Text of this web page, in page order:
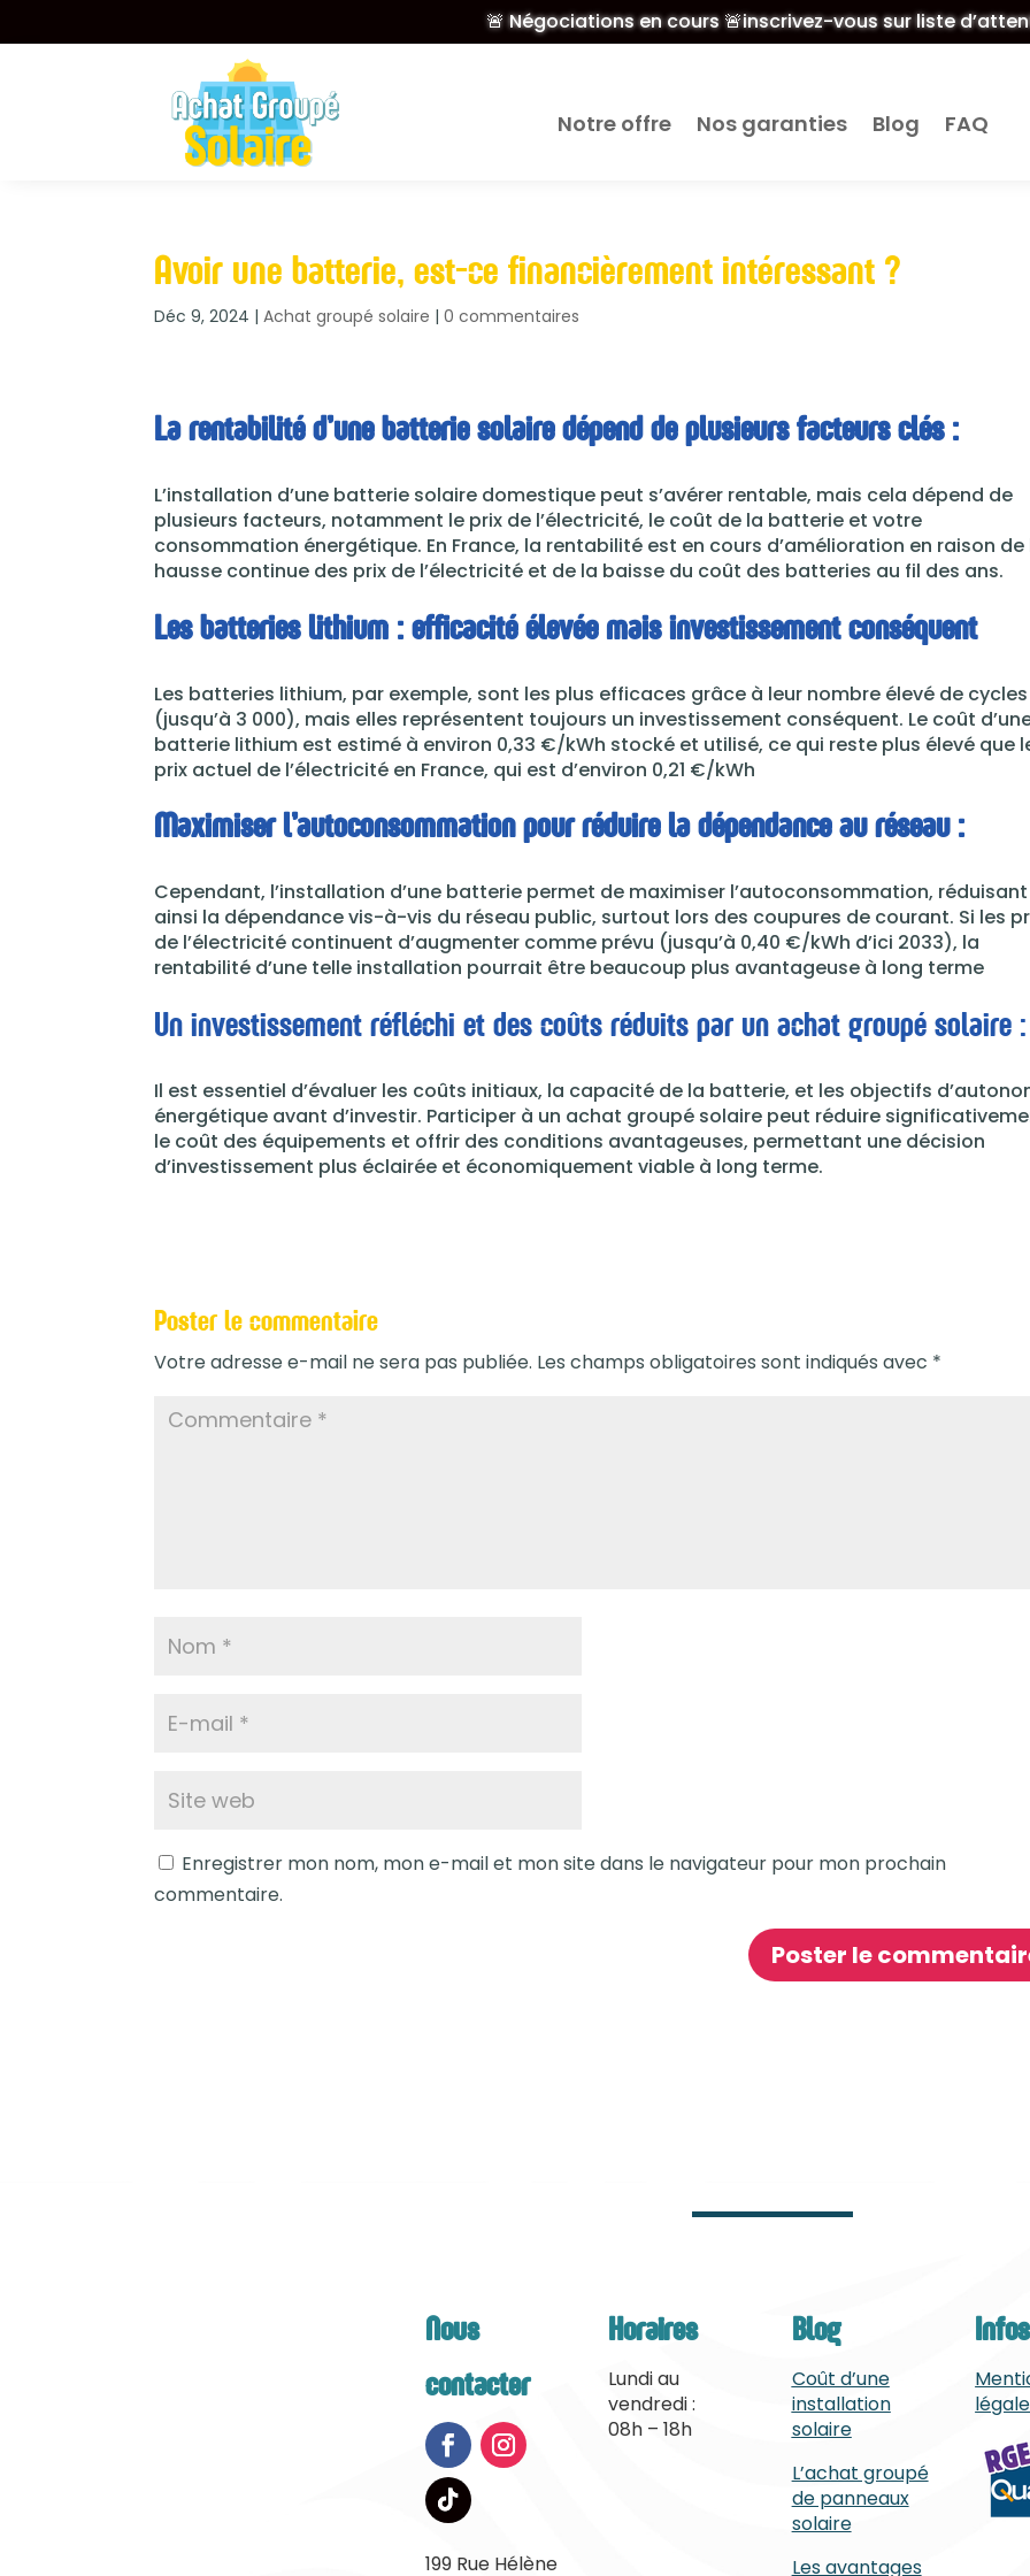
🚨 Négociations en cours 🚨inscrivez-vous sur liste
Notre offre Nos garanties Blog FAQ
Avoir une batterie, est-ce financièrement intéressant ?
Déc 9, 2024 |Achat groupé solaire |0 commentaires
La rentabilité d’une batterie solaire dépend de plusieurs facteurs clés :
L’installation d’une batterie solaire domestique peut s’avérer rentable, mais cela dépend de
plusieurs facteurs, notamment le prix de l’électricité, le coût de la batterie et votre
consommation énergétique. En France, la rentabilité est en cours d’amélioration en raison de
hausse continue des prix de l’électricité et de la baisse du coût des batteries au fil des ans.
Les batteries lithium : efficacité élevée mais investissement conséquent
Les batteries lithium, par exemple, sont les plus efficaces grâce à leur nombre élevé de cycles
(jusqu’à 3 000), mais elles représentent toujours un investissement conséquent. Le coût
batterie lithium est estimé à environ 0,33 €/kWh stocké et utilisé, ce qui reste plus élevé que
prix actuel de l’électricité en France, qui est d’environ 0,21 €/kWh
Maximiser l’autoconsommation pour réduire la dépendance au réseau :
Cependant, l’installation d’une batterie permet de maximiser l’autoconsommation, réduisant
ainsi la dépendance vis-à-vis du réseau public, surtout lors des coupures de courant. Si les
de l’électricité continuent d’augmenter comme prévu (jusqu’à 0,40 €/kWh d’ici 2033), la
rentabilité d’une telle installation pourrait être beaucoup plus avantageuse à long terme
Un investissement réfléchi et des coûts réduits par un achat groupé solaire :
Il est essentiel d’évaluer les coûts initiaux, la capacité de la batterie, et les objectifs
énergétique avant d’investir. Participer à un achat groupé solaire peut réduire
le coût des équipements et offrir des conditions avantageuses, permettant une décision
d’investissement plus éclairée et économiquement viable à long terme.
Poster le commentaire
Votre adresse e-mail ne sera pas publiée. Les champs obligatoires sont indiqués avec *
Enregistrer mon nom, mon e-mail et mon site dans le navigateur pour mon prochain
commentaire.
Nous
contacter
199 Rue Hélène
Horaires
Lundi au
vendredi :
08h – 18h
Blog
Coût d’une
installation
solaire
L’achat groupé
de panneaux
solaire
Les avantages
Infos